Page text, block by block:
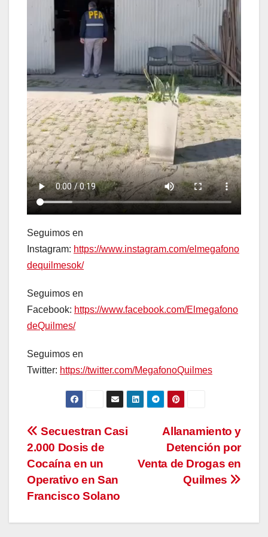
Seguimos en
Instagram: https://www.instagram.com/elmegafono
dequilmesok/
Seguimos en
Facebook: https://www.facebook.com/Elmegafono
deQuilmes/
Seguimos en
Twitter: https://twitter.com/MegafonoQuilmes
Navegación
de
entradas
Allanamiento y
Detención por
Venta de Drogas en
Quilmes
Secuestran Casi
2.000 Dosis de
Cocaína en un
Operativo en San
Francisco Solano